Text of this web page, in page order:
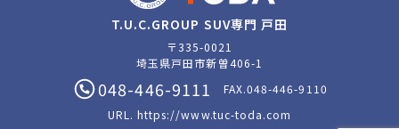
T.U.C.GROUP SUV専門 戸田
〒335-0021
埼玉県戸田市新曽406-1
048-446-9111
FAX.048-446-9110
URL.https://www.tuc-toda.com